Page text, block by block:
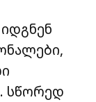
სწორედ